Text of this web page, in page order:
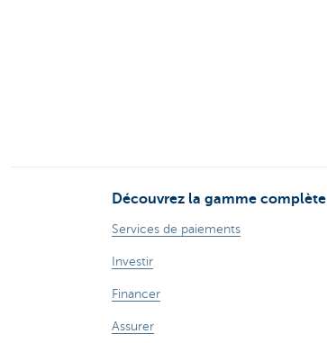
Découvrez la gamme complète
Services de paiements
Investir
Financer
Assurer